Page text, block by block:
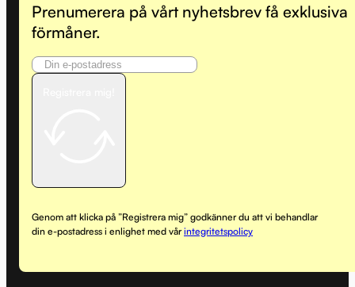
Prenumerera på vårt nyhetsbrev få exklusiva
förmåner.
Genom att klicka på ”Registrera mig” godkänner du att vi behandlar
din e-postadress i enlighet med vårintegritetspolicy